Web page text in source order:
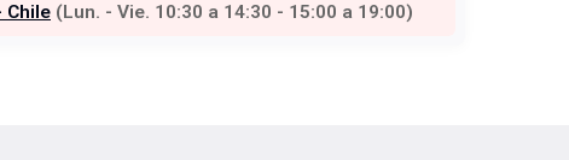
Chile (Lun. - Vie. 10:30 a 14:30 - 15:00 a 19:00)